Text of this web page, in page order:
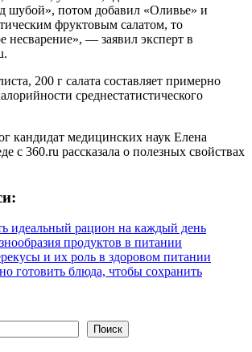
шубой», потом добавил «Оливье» и
фруктовым салатом, то
несварение», — заявил эксперт в
200 г салата составляет примерно
среднестатистического
кандидат медицинских наук Елена
с 360.ru рассказала о полезных свойствах
идеальный рацион на каждый день
продуктов в питании
и их роль в здоровом питании
готовить блюда, чтобы сохранить
Поиск